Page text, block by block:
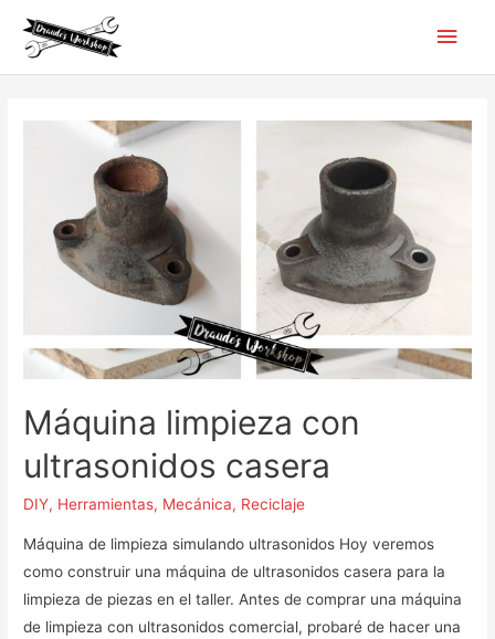
Máquina limpieza con
ultrasonidos casera
DIY, Herramientas, Mecánica, Reciclaje
Máquina de limpieza simulando ultrasonidos Hoy veremos
como construir una máquina de ultrasonidos casera para la
limpieza de piezas en el taller. Antes de comprar una máquina
de limpieza con ultrasonidos comercial, probaré de hacer una